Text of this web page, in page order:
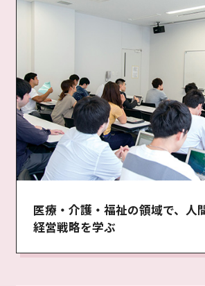
医療・介護・福祉の領域で、人
経営戦略を学ぶ